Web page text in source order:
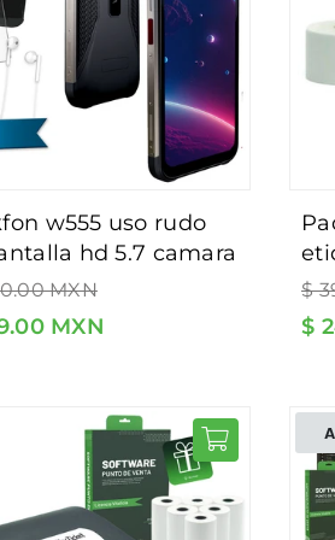
hd 5.7 camara
MXN
MXN
paquete de 5 rollos de
$
$